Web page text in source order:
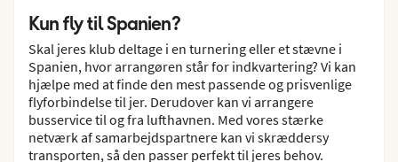
Kun fly til Spanien?
Skal jeres klub deltage i en turnering eller et stævne i
Spanien, hvor arrangøren står for indkvartering? Vi kan
hjælpe med at finde den mest passende og prisvenlige
flyforbindelse til jer. Derudover kan vi arrangere
busservice til og fra lufthavnen. Med vores stærke
netværk af samarbejdspartnere kan vi skræddersy
transporten, så den passer perfekt til jeres behov.